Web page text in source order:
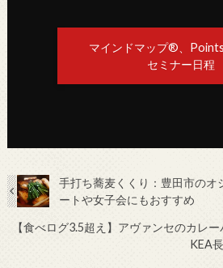
マインドマップ®、
セミナー日程
手打ち蕎麦くくり：豊田市のオ
ートや女子会にもおすすめ
【食べログ3.5超え】アヴァンセのカレ
KEA